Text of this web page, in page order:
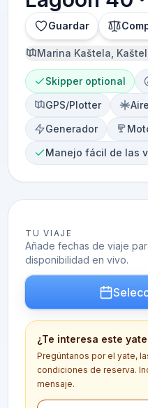
Guardar
Marina Kaštela,
Skipper optional
GPS/Plotter
Generador
Manejo fácil de las
TU VIAJE
Añade fechas de viaje
disponibilidad en vivo.
¿Te interesa este
Pregúntanos por el yate,
condiciones de reserva.
mensaje.